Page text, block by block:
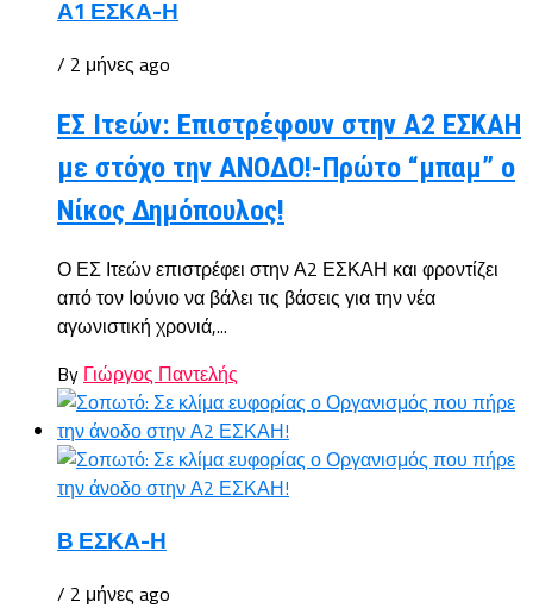
Α1 ΕΣΚΑ-Η
/ 2 μήνες ago
ΕΣ Ιτεών: Επιστρέφουν στην Α2 ΕΣΚΑΗ
με στόχο την ΑΝΟΔΟ!-Πρώτο “μπαμ” ο
Νίκος Δημόπουλος!
Ο ΕΣ Ιτεών επιστρέφει στην Α2 ΕΣΚΑΗ και φροντίζει
από τον Ιούνιο να βάλει τις βάσεις για την νέα
αγωνιστική χρονιά,...
By Γιώργος Παντελής
Β ΕΣΚΑ-Η
/ 2 μήνες ago